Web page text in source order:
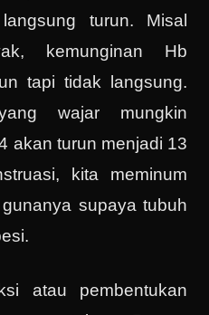
turun. Misal
kemunginan Hb
tapi tidak langsung.
wajar mungkin
akan turun menjadi 13
kita meminum
supaya tubuh
atau pembentukan